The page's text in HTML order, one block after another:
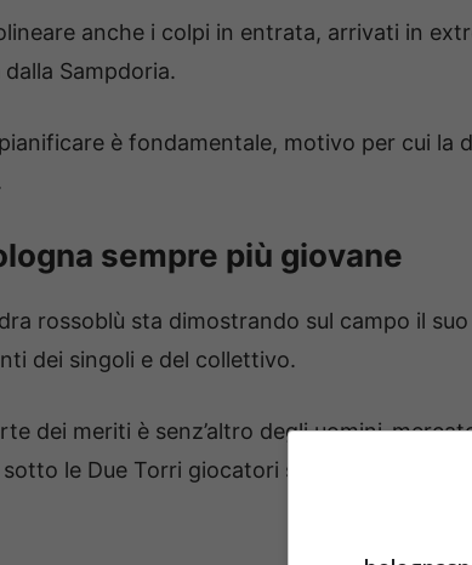
anche i colpi in entrata, arrivati in
dalla Sampdoria.
è fondamentale, motivo per cui la
sempre più giovane
rossoblù sta dimostrando sul campo il
dei singoli e del collettivo.
dei meriti è senz’altro degli uomini-
le Due Torri giocatori semisconosciuti